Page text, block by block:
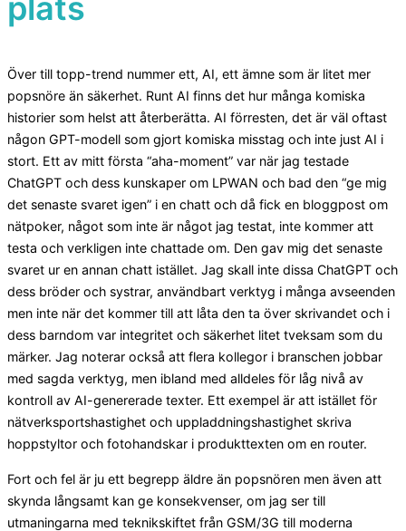
plats
Över till topp-trend nummer ett, AI, ett ämne som är litet mer
popsnöre än säkerhet. Runt AI finns det hur många komiska
historier som helst att återberätta. AI förresten, det är väl oftast
någon GPT-modell som gjort komiska misstag och inte just AI i
stort. Ett av mitt första “aha-moment” var när jag testade
ChatGPT och dess kunskaper om LPWAN och bad den “ge mig
det senaste svaret igen” i en chatt och då fick en bloggpost om
nätpoker, något som inte är något jag testat, inte kommer att
testa och verkligen inte chattade om. Den gav mig det senaste
svaret ur en annan chatt istället. Jag skall inte dissa ChatGPT och
dess bröder och systrar, användbart verktyg i många avseenden
men inte när det kommer till att låta den ta över skrivandet och i
dess barndom var integritet och säkerhet litet tveksam som du
märker. Jag noterar också att flera kollegor i branschen jobbar
med sagda verktyg, men ibland med alldeles för låg nivå av
kontroll av AI-genererade texter. Ett exempel är att istället för
nätverksportshastighet och uppladdningshastighet skriva
hoppstyltor och fotohandskar i produkttexten om en router.
Fort och fel är ju ett begrepp äldre än popsnören men även att
skynda långsamt kan ge konsekvenser, om jag ser till
utmaningarna med teknikskiftet från GSM/3G till moderna